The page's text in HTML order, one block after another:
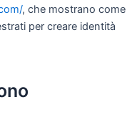
, che mostrano come
per creare identità